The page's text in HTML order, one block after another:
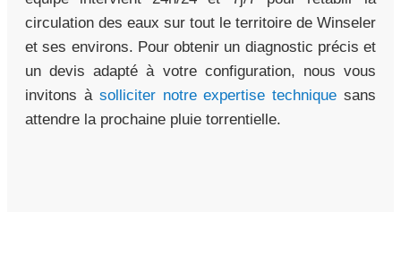
circulation des eaux sur tout le territoire de Winseler
et ses environs. Pour obtenir un diagnostic précis et
un devis adapté à votre configuration, nous vous
invitons à solliciter notre expertise technique sans
attendre la prochaine pluie torrentielle.